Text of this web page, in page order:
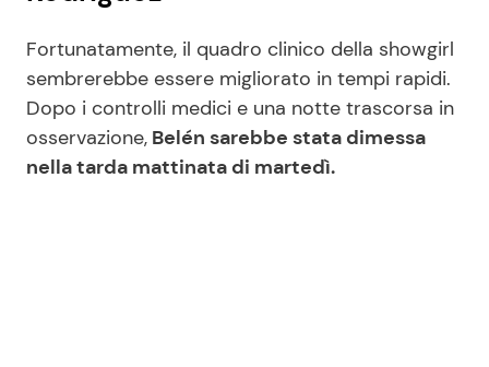
Fortunatamente, il quadro clinico della showgirl
sembrerebbe essere migliorato in tempi rapidi.
Dopo i controlli medici e una notte trascorsa in
osservazione, Belén sarebbe stata dimessa
nella tarda mattinata di martedì.